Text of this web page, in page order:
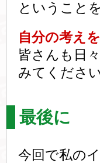
ということ
自分の考え
皆さんも日
みてください
最後に
今回で私の